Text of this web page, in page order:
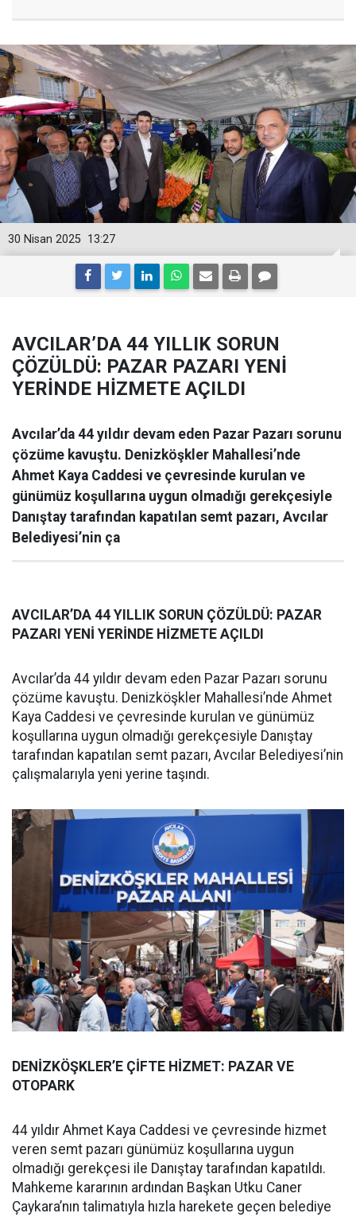
13:27
30 Nisan 2025
AVCILAR’DA 44 YILLIK SORUN
ÇÖZÜLDÜ: PAZAR PAZARI YENİ
YERİNDE HİZMETE AÇILDI
Avcılar’da 44 yıldır devam eden Pazar Pazarı sorunu
çözüme kavuştu. Denizköşkler Mahallesi’nde
Ahmet Kaya Caddesi ve çevresinde kurulan ve
günümüz koşullarına uygun olmadığı gerekçesiyle
Danıştay tarafından kapatılan semt pazarı, Avcılar
Belediyesi’nin ça
AVCILAR’DA 44 YILLIK SORUN ÇÖZÜLDÜ: PAZAR
PAZARI YENİ YERİNDE HİZMETE AÇILDI
Avcılar’da 44 yıldır devam eden Pazar Pazarı sorunu
çözüme kavuştu. Denizköşkler Mahallesi’nde Ahmet
Kaya Caddesi ve çevresinde kurulan ve günümüz
koşullarına uygun olmadığı gerekçesiyle Danıştay
tarafından kapatılan semt pazarı, Avcılar Belediyesi’nin
çalışmalarıyla yeni yerine taşındı.
DENİZKÖŞKLER’E ÇİFTE HİZMET: PAZAR VE
OTOPARK
44 yıldır Ahmet Kaya Caddesi ve çevresinde hizmet
veren semt pazarı günümüz koşullarına uygun
olmadığı gerekçesi ile Danıştay tarafından kapatıldı.
Mahkeme kararının ardından Başkan Utku Caner
Çaykara’nın talimatıyla hızla harekete geçen belediye